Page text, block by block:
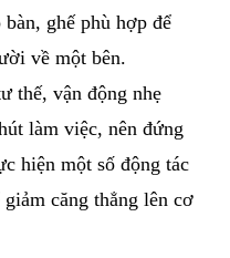
ghế phù hợp để
về một bên.
thế, vận động nhẹ
làm việc, nên đứng
hiện một số động tác
căng thẳng lên cơ